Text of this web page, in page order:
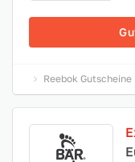
Reebok Gutscheine